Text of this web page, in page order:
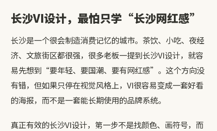
长沙VI设计，最怕只学“长沙网红感”
长沙是一个很会制造消费记忆的城市。茶饮、小吃、夜经
济、文旅街区都很强，很多老板一提到长沙VI设计，就容
易先想到“要年轻、要国潮、要有网红感”。这个方向没
有错，但如果只停在视觉风格上，VI很容易变成一套好看
的海报，而不是一套能长期使用的品牌系统。
真正有效的长沙VI设计，第一步不是找颜色、画符号，而